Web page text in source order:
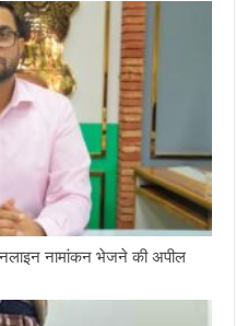
नामांकन भेजने की अपील